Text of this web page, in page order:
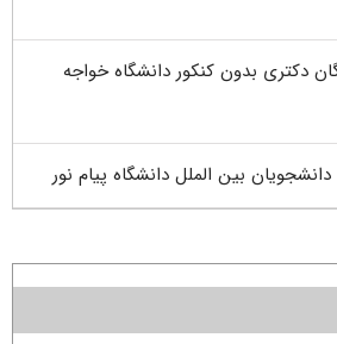
دکتری بدون کنکور دانشگاه خواجه
بین الملل دانشگاه پیام نور